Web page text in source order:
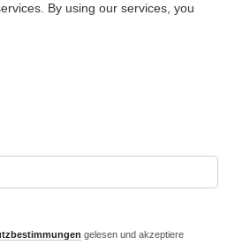
By using our services, you
gelesen und akzeptiere